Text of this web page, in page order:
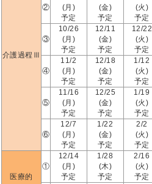
介護過程Ⅲ
②
(月)
予定
(金)
予定
(火)
予定
③
10/26
(月)
予定
12/11
(金)
予定
12/22
(火)
予定
④
11/2
(月)
予定
12/18
(金)
予定
1/12
(火)
予定
⑤
11/16
(月)
予定
12/25
(金)
予定
1/19
(火)
予定
⑥
12/7
(月)
予定
1/22
(金)
予定
2/2
(火)
予定
医療的
①
12/14
(月)
予定
1/28
(木)
予定
2/16
(火)
予定